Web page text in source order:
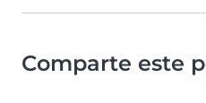
Comparte este